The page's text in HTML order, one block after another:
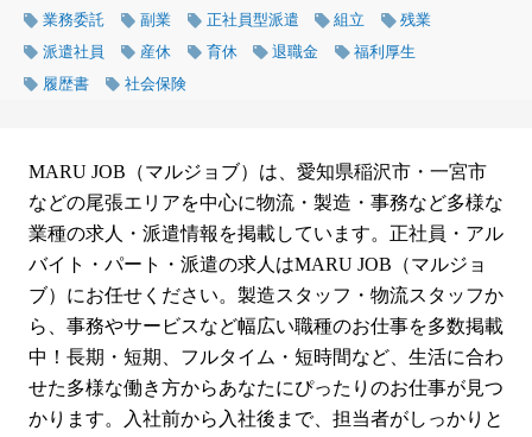
業務委託
副業 正社員型派遣 組立
残業
派遣社員
産休 育休 退職金
福利厚生
履歴書
社会保険
MARU JOB（マルジョブ）は、愛知県稲沢市・一宮市
などの尾張エリアを中心に物流・製造・事務など多様な
業種の求人・派遣情報を掲載しています。正社員・アル
バイト・パート・派遣の求人はMARU JOB（マルジョ
ブ）にお任せください。製造スタッフ・物流スタッフか
ら、事務やサービスなど幅広い職種のお仕事を多数掲載
中！長期・短期、フルタイム・短時間など、生活に合わ
せた多様な働き方からあなたにぴったりのお仕事が見つ
かります。入社前から入社後まで、担当者がしっかりと